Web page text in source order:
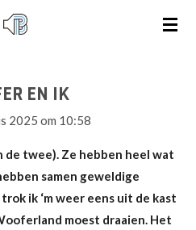
EN IK
2025 om 10:58
twee). Ze hebben heel wat
samen geweldige
ik ‘m weer eens uit de kast
moest draaien. Het